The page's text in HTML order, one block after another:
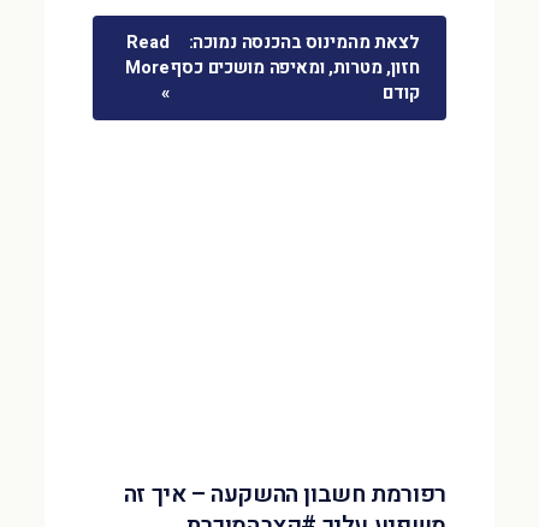
לצאת מהמינוס בהכנסה נמוכה:
חזון, מטרות, ומאיפה מושכים כסף
קודם
Read
More
»
רפורמת חשבון ההשקעה – איך זה